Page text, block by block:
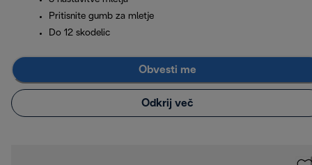
Pritisnite gumb za mletje
Do 12 skodelic
Obvesti me
Odkrij več